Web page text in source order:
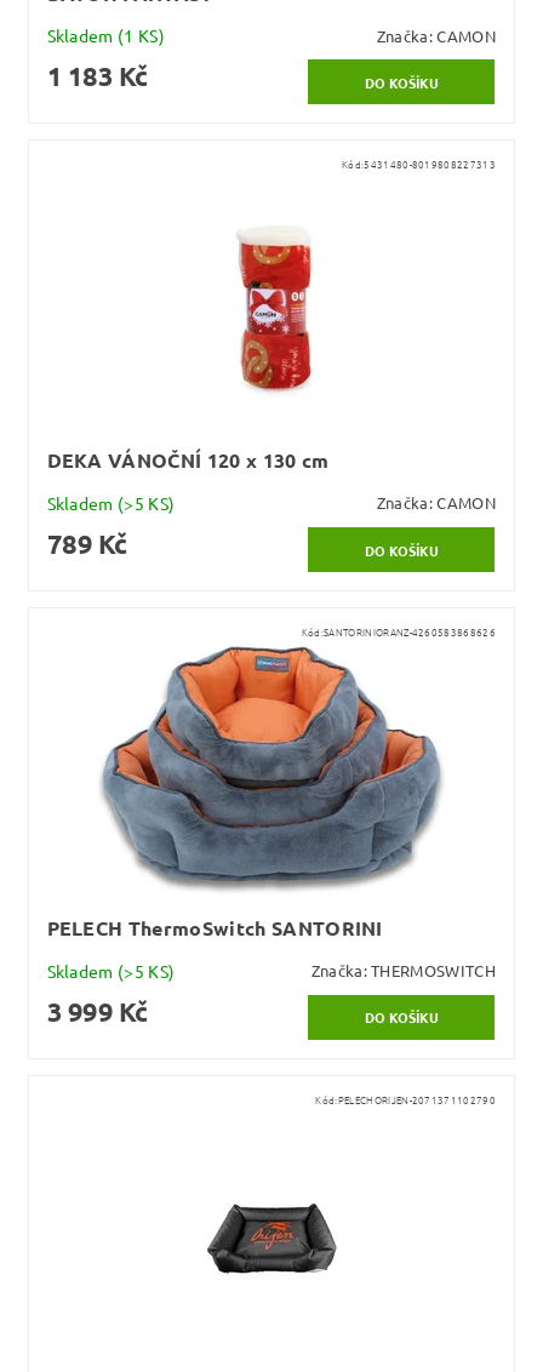
Skladem (1 KS) Značka:CAMON
1 183 Kč
Kód:5431480-8019808227313
DEKA VÁNOČNÍ 120 x 130 cm
Skladem (>5 KS) Značka:CAMON
789 Kč
Kód:SANTORINIORANZ-4260583868626
PELECH ThermoSwitch SANTORINI
Skladem (>5 KS) Značka:THERMOSWITCH
3 999 Kč
Kód:PELECHORIJEN-2071371102790